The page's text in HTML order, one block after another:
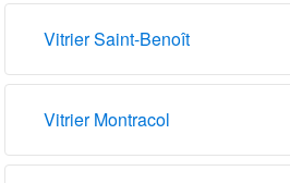
Vitrier Saint-Benoît
Vitrier Montracol